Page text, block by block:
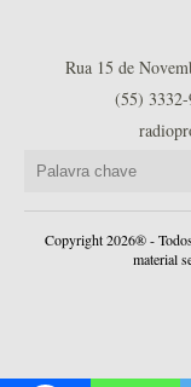
Rua 15 de
(55)
Copyright 2026® -
material